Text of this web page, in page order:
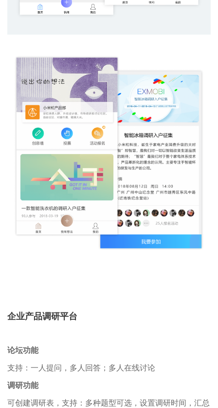
企业产品调研平台
论坛功能
支持：一人提问，多人回答；多人在线讨论
调研功能
可创建调研表，支持：多种题型可选，设置调研时间，汇总